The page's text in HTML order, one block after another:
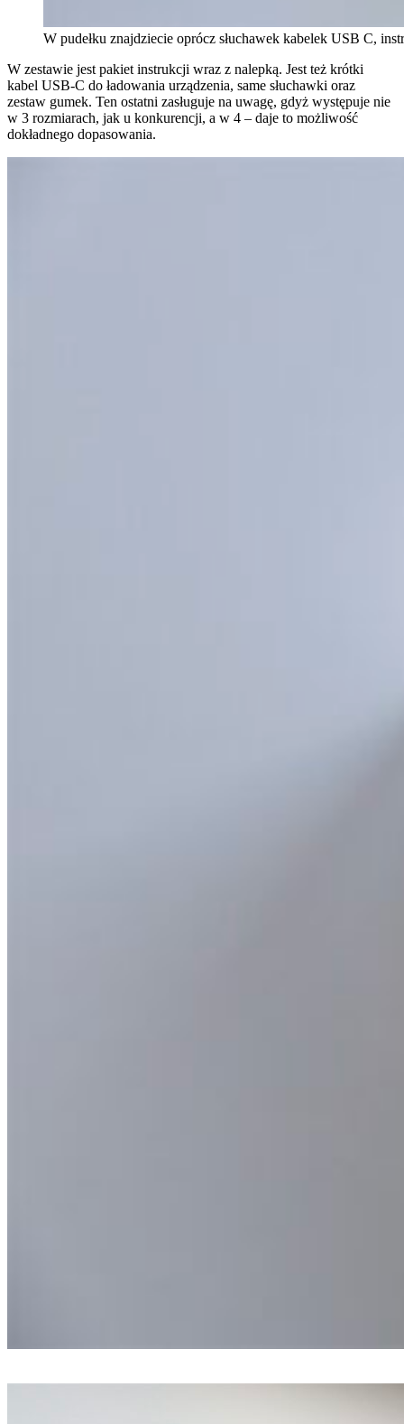
W pudełku znajdziecie oprócz słuchawek kabelek USB C,
W zestawie jest pakiet instrukcji wraz z nalepką. Jest też krótki
kabel USB-C do ładowania urządzenia, same słuchawki oraz
zestaw gumek. Ten ostatni zasługuje na uwagę, gdyż występuje nie
w 3 rozmiarach, jak u konkurencji, a w 4 – daje to możliwość
dokładnego dopasowania.